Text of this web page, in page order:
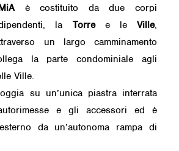
è costituito da due corpi
la Torree le Ville,
un largo camminamento
la parte condominiale agli
Ville.
su un’unica piastra interrata
e gli accessori ed è
da un’autonoma rampa di